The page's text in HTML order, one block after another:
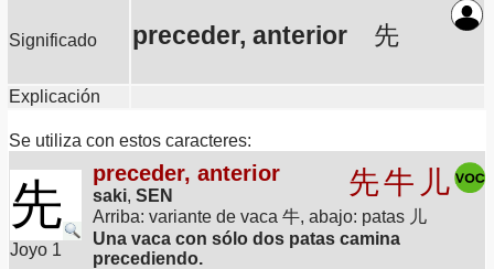
Significado preceder, anterior 先
Explicación
Se utiliza con estos caracteres:
先
Joyo 1
preceder, anterior
saki, SEN 先牛 儿
Arriba: variante de vaca 牛, abajo: patas 儿
Una vaca con sólo dos patas camina
precediendo.